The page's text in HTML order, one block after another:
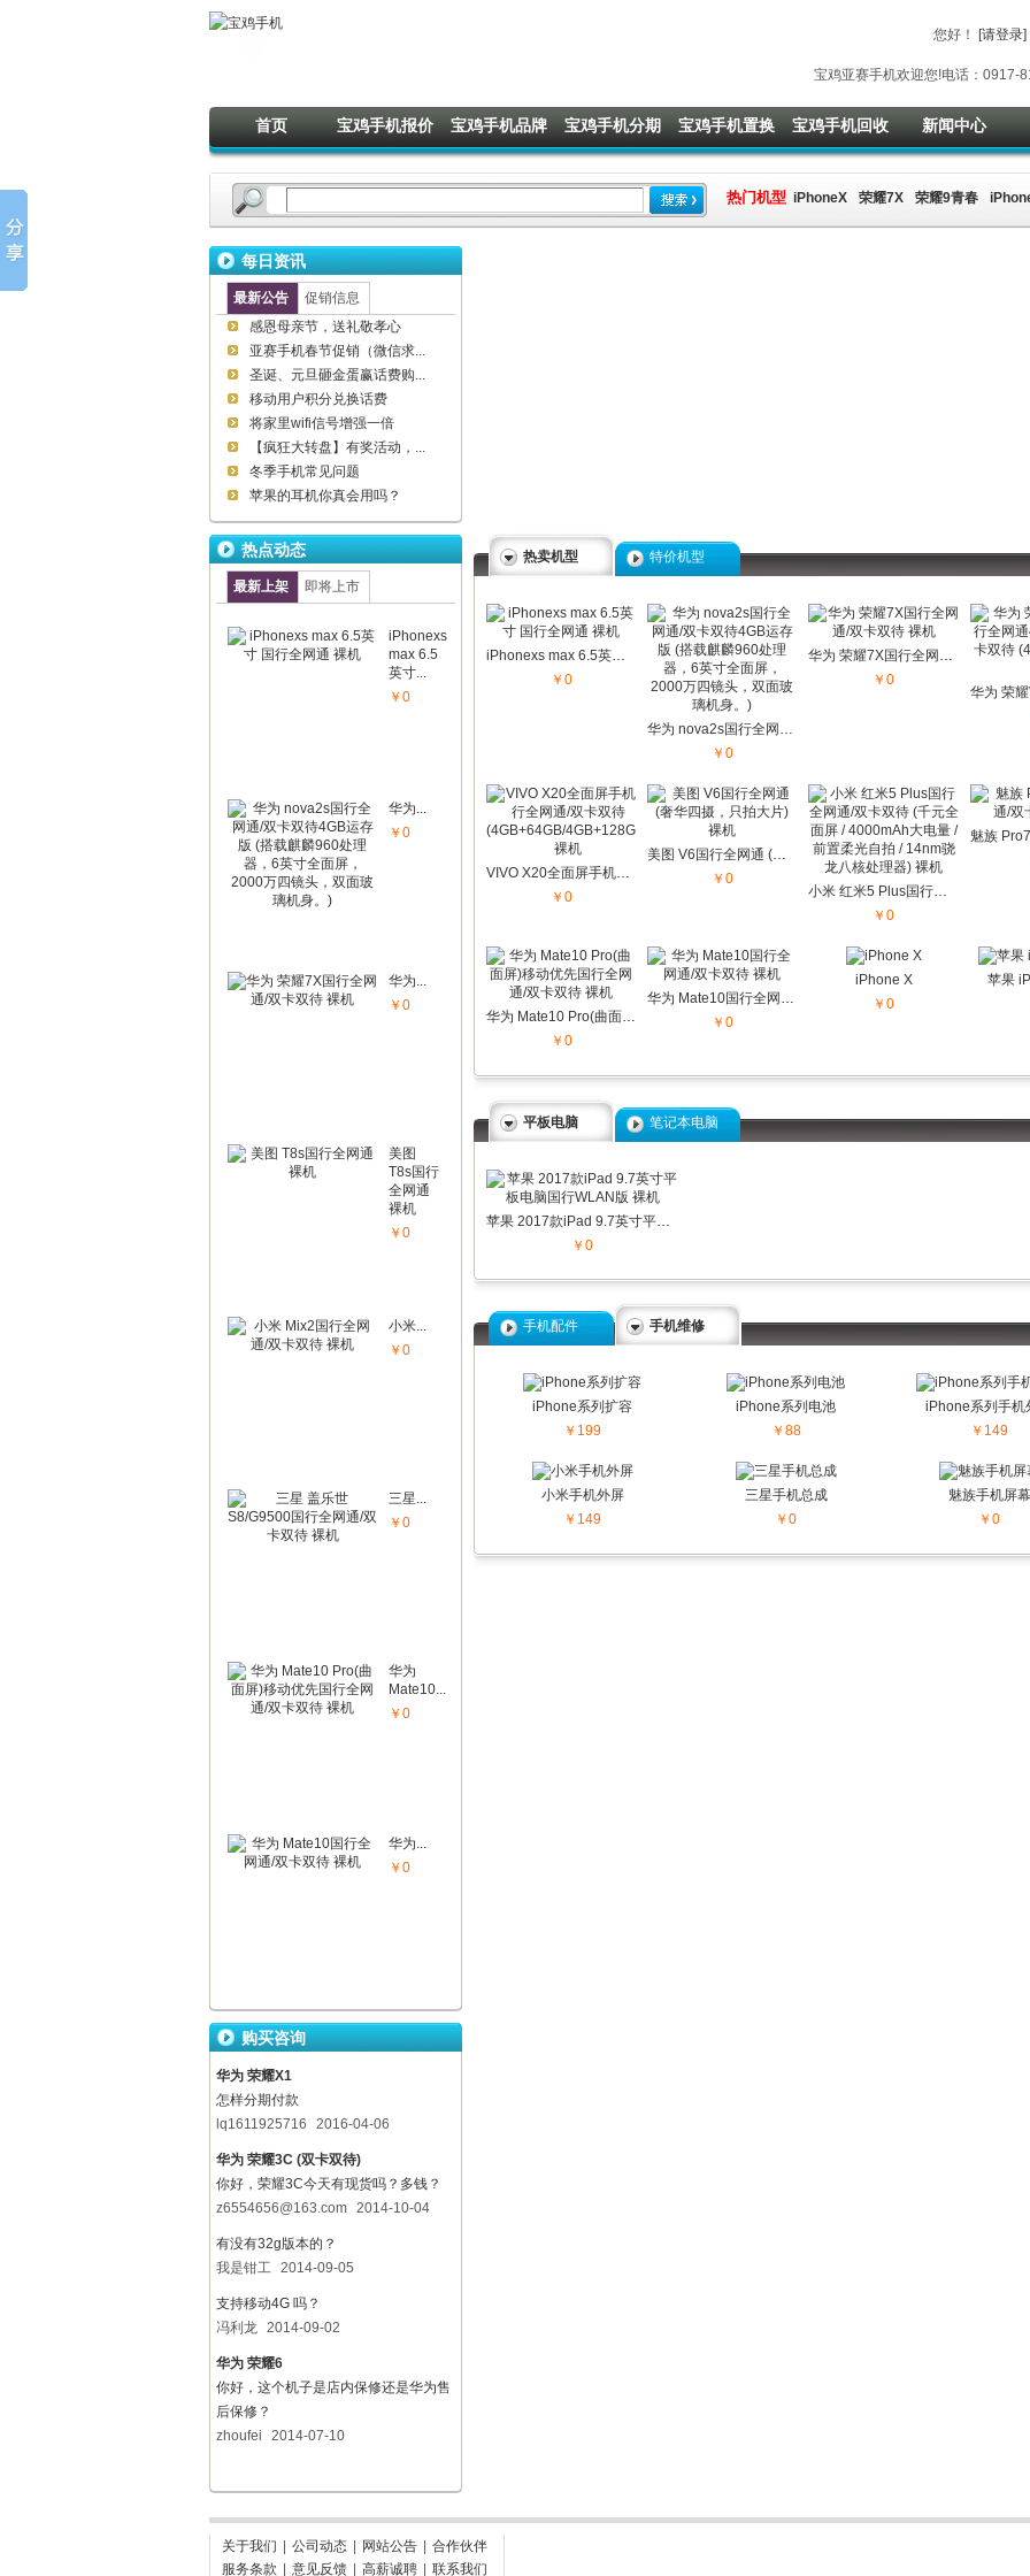
热门机型 iPhoneX 荣耀7X 荣耀9青春
您好 ！ [请登录]
首页 宝鸡手机报价 宝鸡手机品牌 宝鸡手机分期 宝鸡手机置换 宝鸡手机回收 新闻中心
宝鸡亚赛手机欢迎您!电话：0917-
每日资讯
最新公告
促销信息
感恩母亲节，送礼敬孝心
亚赛手机春节促销（微信求...
圣诞、元旦砸金蛋赢话费购...
移动用户积分兑换话费
将家里wifi信号增强一倍
【疯狂大转盘】有奖活动，...
冬季手机常见问题
苹果的耳机你真会用吗？
热点动态
最新上架 即将上市
iPhonexs
max 6.5
英寸...
￥0
华为...
￥0
华为...
￥0
美图
T8s国行
全网通
裸机
￥0
小米...
￥0
三星...
￥0
华为
Mate10...
￥0
华为...
￥0
购买咨询
华为 荣耀X1
怎样分期付款
lq1611925716
2016-04-06
华为 荣耀3C (双卡双待)
你好，荣耀3C今天有现货吗？多钱？
z6554656@163.com 2014-10-04
有没有32g版本的？
我是钳工 2014-09-05
支持移动4G 吗？
冯利龙 2014-09-02
华为 荣耀6
你好，这个机子是店内保修还是华为售
后保修？
zhoufei
2014-07-10
热卖机型 特价机型
iPhonexs max 6.5英寸 国行全网通 裸机
￥0
华为 nova2s国行全网通/双卡双待4GB运存版...
￥0
华为 荣耀7X国行全网通/双卡双待 裸机
￥0
VIVO X20全面屏手机国行全网通/双卡双待 (4GB+64GB/4GB+128GB) 裸机
￥0
美图 V6国行全网通 (奢华四摄，只拍大片) 裸机
￥0
小米 红米5 Plus国行全网通/双卡双待 (千元全面屏 / 4000mAh大电量 /...
￥0
华为 Mate10 Pro(曲面屏)移动优先国行全网通/双卡双待 裸机
￥0
华为 Mate10国行全网通/双卡双待 裸机
￥0
iPhone X
￥0
苹果
平板电脑 笔记本电脑
苹果 2017款iPad 9.7英寸平板电脑国行WLAN版 裸机
￥0
手机配件
手机配件 手机维修
iPhone系列扩容
￥199
iPhone系列电池
￥88
iPhone系列手机
￥149
小米手机外屏
￥149
三星手机总成
￥0
魅族手机屏幕
￥0
关于我们 公司动态 网站公告
合作伙伴
服务条款
意见反馈 高薪诚聘 联系我们